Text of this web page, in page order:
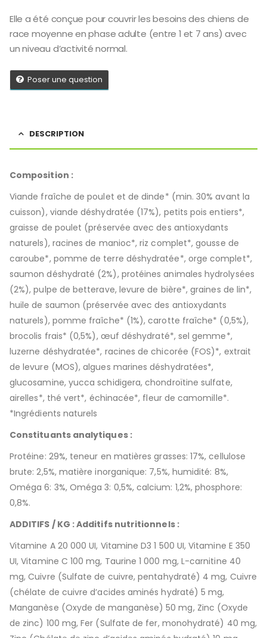
Elle a été conçue pour couvrir les besoins des chiens de
race moyenne en phase adulte (entre 1 et 7 ans) avec
un niveau d’activité normal.
Poser une question
DESCRIPTION
Composition :
Viande fraîche de poulet et de dinde* (min. 30% avant la
cuisson), viande déshydratée (17%), petits pois entiers*,
graisse de poulet (préservée avec des antioxydants
naturels), racines de manioc*, riz complet*, gousse de
caroube*, pomme de terre déshydratée*, orge complet*,
saumon déshydraté (2%), protéines animales hydrolysées
(2%), pulpe de betterave, levure de bière*, graines de lin*,
huile de saumon (préservée avec des antioxydants
naturels), pomme fraîche* (1%), carotte fraîche* (0,5%),
brocolis frais* (0,5%), œuf déshydraté*, sel gemme*,
luzerne déshydratée*, racines de chicorée (FOS)*, extrait
de levure (MOS), algues marines déshydratées*,
glucosamine, yucca schidigera, chondroïtine sulfate,
airelles*, thé vert*, échinacée*, fleur de camomille*.
*Ingrédients naturels
Constituants analytiques :
Protéine: 29%, teneur en matières grasses: 17%, cellulose
brute: 2,5%, matière inorganique: 7,5%, humidité: 8%,
Oméga 6: 3%, Oméga 3: 0,5%, calcium: 1,2%, phosphore:
0,8%.
ADDITIFS / KG : Additifs nutritionnels :
Vitamine A 20 000 UI, Vitamine D3 1 500 UI, Vitamine E 350
UI, Vitamine C 100 mg, Taurine 1 000 mg, L-carnitine 40
mg, Cuivre (Sulfate de cuivre, pentahydraté) 4 mg, Cuivre
(chélate de cuivre d’acides aminés hydraté) 5 mg,
Manganèse (Oxyde de manganèse) 50 mg, Zinc (Oxyde
de zinc) 100 mg, Fer (Sulfate de fer, monohydraté) 40 mg,